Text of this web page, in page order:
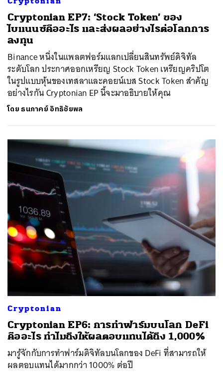
Cryptonian EP7: ‘Stock Token’ ของ
ไบแนนซ์คืออะไร และส่งผลอย่างไรต่อโลกการ
ลงทุน
Binance หนึ่งในแพลตฟอร์มแลกเปลี่ยนสินทรัพย์ดิจิทัล
ระดับโลก ประกาศออกเหรียญ Stock Token เหรียญคริปโต
ในรูปแบบหุ้นของเทสลาและคอยน์เบส Stock Token สำคัญ
อย่างไรกัน Cryptonian EP นี้จะมาอธิบายให้คุณ
โดย ธนภาคย์ อิทธิชัยพล
Cryptonian
Cryptonian EP6: การทำฟาร์มบนโลก DeFi
คืออะไร ทำไมถึงให้ผลตอบแทนได้ถึง 1,000%
มารู้จักกับการทำฟาร์มดิจิทัลบนโลกของ DeFi ที่สามารถให้
ผลตอบแทนได้มากกว่า 1000% ต่อปี